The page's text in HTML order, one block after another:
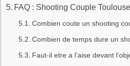
FAQ : Shooting Couple Toulouse
Combien coute un shooting
Combien de temps dure un
Faut-il etre a l’aise devant